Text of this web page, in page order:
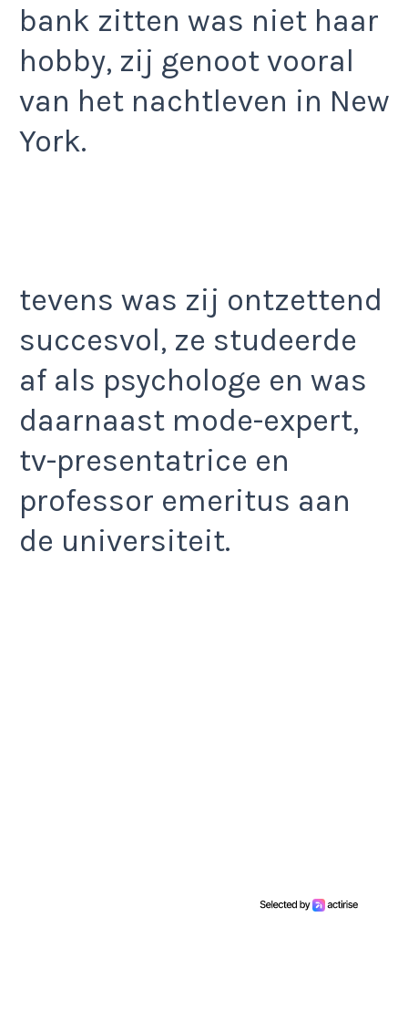
bank zitten was niet haar
hobby, zij genoot vooral
van het nachtleven in New
York.
tevens was zij ontzettend
succesvol, ze studeerde
af als psychologe en was
daarnaast mode-expert,
tv-presentatrice en
professor emeritus aan
de universiteit.